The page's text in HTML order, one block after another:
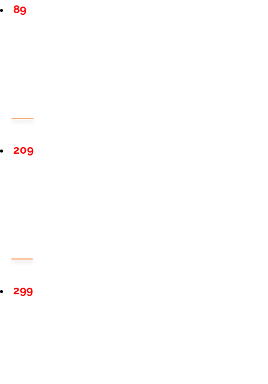
89
209
299